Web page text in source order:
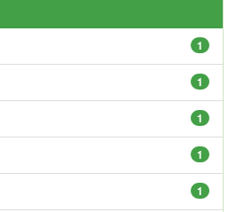
1
1
1
1
1